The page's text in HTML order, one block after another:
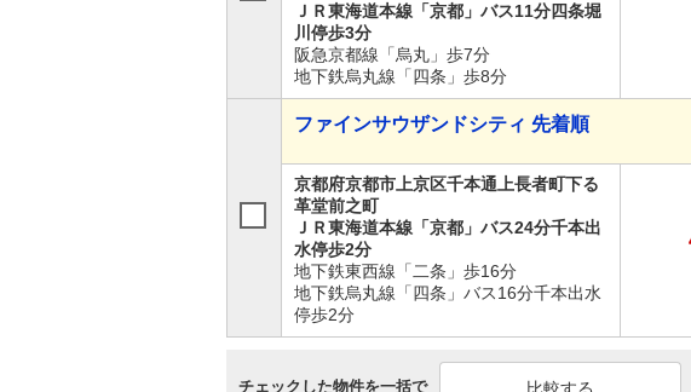
ＪＲ東海道本線「京都」バス11分四条堀
川停歩3分
阪急京都線「烏丸」歩7分
地下鉄烏丸線「四条」歩8分
ファインサウザンドシティ 先着順
京都府京都市上京区千本通上長者町下る
革堂前之町
ＪＲ東海道本線「京都」バス24分千本出
水停歩2分
地下鉄東西線「二条」歩16分
地下鉄烏丸線「四条」バス16分千本出水
停歩2分
チェックした物件を一括で